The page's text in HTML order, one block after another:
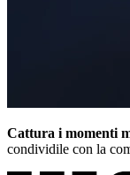
Cattura i momenti
condividile con la